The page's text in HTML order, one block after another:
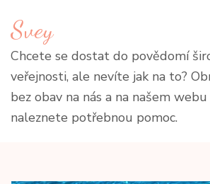
na
obsah
(stiskněte
Enter)
Svey
Chcete se dostat do povědomí
veřejnosti, ale nevíte jak na to?
bez obav na nás a na našem
naleznete potřebnou pomoc.